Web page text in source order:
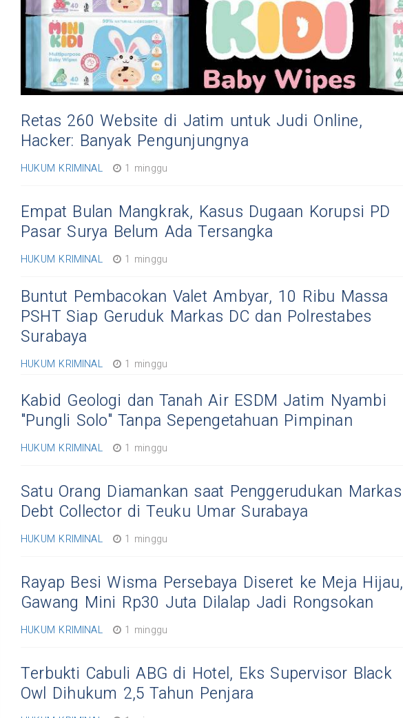
Retas 260 Website di Jatim untuk Judi Online,
Hacker: Banyak Pengunjungnya
HUKUM KRIMINAL 1 minggu
Empat Bulan Mangkrak, Kasus Dugaan Korupsi PD
Pasar Surya Belum Ada Tersangka
HUKUM KRIMINAL 1 minggu
Buntut Pembacokan Valet Ambyar, 10 Ribu Massa
PSHT Siap Geruduk Markas DC dan Polrestabes
Surabaya
HUKUM KRIMINAL 1 minggu
Kabid Geologi dan Tanah Air ESDM Jatim Nyambi
"Pungli Solo" Tanpa Sepengetahuan Pimpinan
HUKUM KRIMINAL 1 minggu
Satu Orang Diamankan saat Penggerudukan Markas
Debt Collector di Teuku Umar Surabaya
HUKUM KRIMINAL 1 minggu
Rayap Besi Wisma Persebaya Diseret ke Meja Hijau,
Gawang Mini Rp30 Juta Dilalap Jadi Rongsokan
HUKUM KRIMINAL 1 minggu
Terbukti Cabuli ABG di Hotel, Eks Supervisor Black
Owl Dihukum 2,5 Tahun Penjara